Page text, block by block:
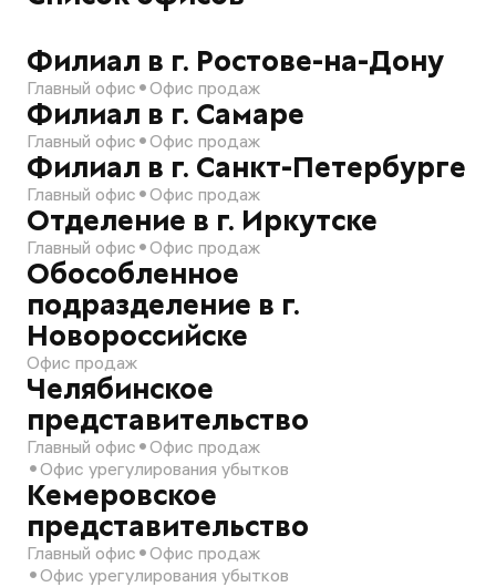
Филиал в г. Ростове-на-Дону
Главный офис Офис продаж
Филиал в г. Самаре
Главный офис Офис продаж
Филиал в г. Санкт-Петербурге
Главный офис Офис продаж
Отделение в г. Иркутске
Главный офис Офис продаж
Обособленное
подразделение в г.
Новороссийске
Офис продаж
Челябинское
представительство
Главный офис
Офис продаж
Офис урегулирования убытков
Кемеровское
представительство
Главный офис
Офис продаж
Офис урегулирования убытков